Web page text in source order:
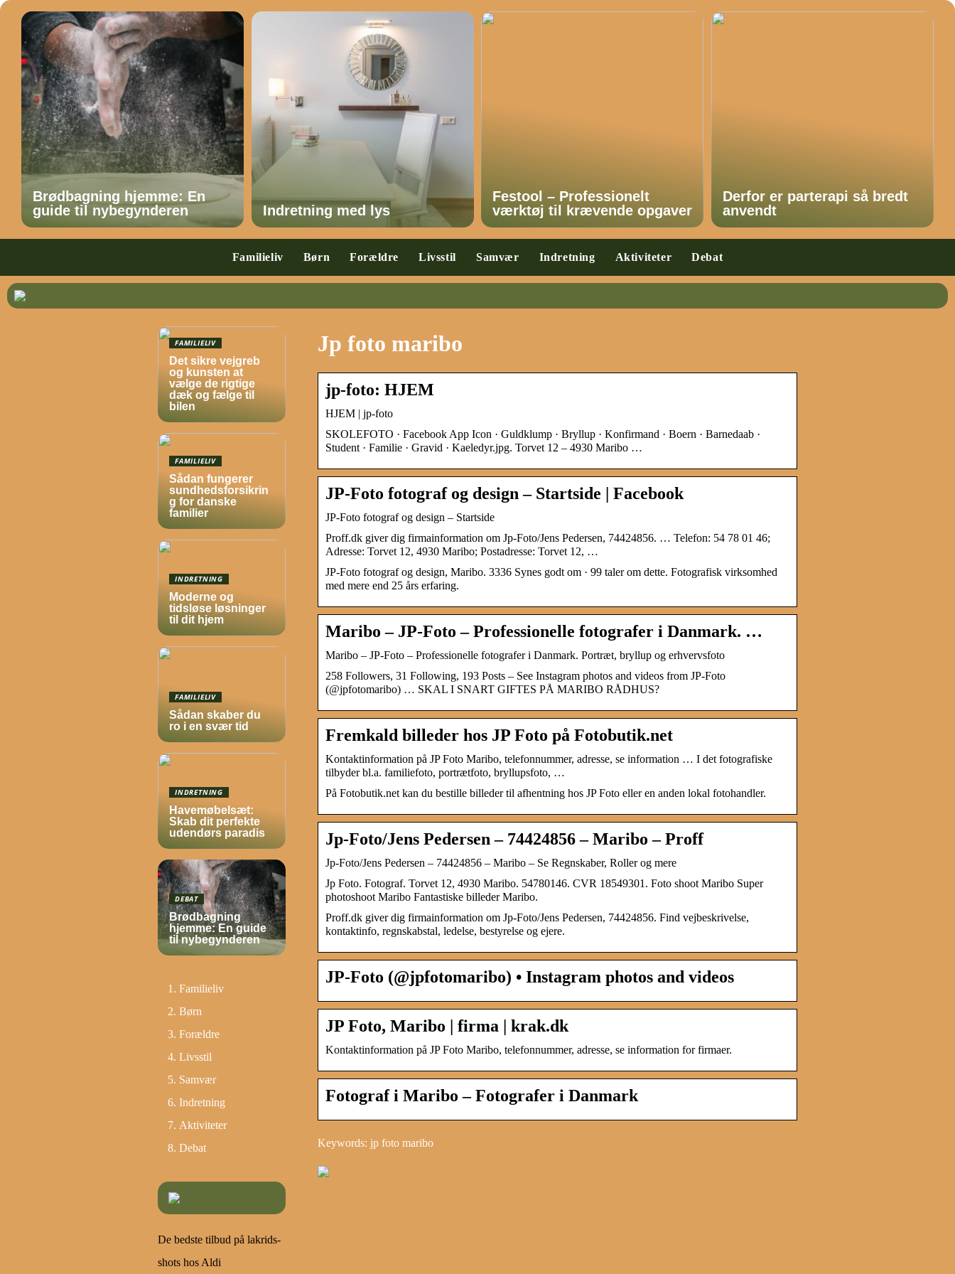
Brødbagning hjemme: En
guide til nybegynderen
Indretning med lys
Festool – Professionelt
værktøj til krævende opgaver
Derfor er parterapi så bredt
anvendt
Familieliv Børn Forældre Livsstil Samvær Indretning Aktiviteter Debat
Jp foto maribo
jp-foto: HJEM
HJEM | jp-foto
SKOLEFOTO · Facebook App Icon · Guldklump · Bryllup · Konfirmand · Boern · Barnedaab ·
Student · Familie · Gravid · Kaeledyr.jpg. Torvet 12 – 4930 Maribo …
JP-Foto fotograf og design – Startside | Facebook
JP-Foto fotograf og design – Startside
Proff.dk giver dig firmainformation om Jp-Foto/Jens Pedersen, 74424856. … Telefon: 54 78 01 46;
Adresse: Torvet 12, 4930 Maribo; Postadresse: Torvet 12, …
JP-Foto fotograf og design, Maribo. 3336 Synes godt om · 99 taler om dette. Fotografisk virksomhed
med mere end 25 års erfaring.
Maribo – JP-Foto – Professionelle fotografer i Danmark. …
Maribo – JP-Foto – Professionelle fotografer i Danmark. Portræt, bryllup og erhvervsfoto
258 Followers, 31 Following, 193 Posts – See Instagram photos and videos from JP-Foto
(@jpfotomaribo) … SKAL I SNART GIFTES PÅ MARIBO RÅDHUS?
Fremkald billeder hos JP Foto på Fotobutik.net
Kontaktinformation på JP Foto Maribo, telefonnummer, adresse, se information … I det fotografiske
tilbyder bl.a. familiefoto, portrætfoto, bryllupsfoto, …
På Fotobutik.net kan du bestille billeder til afhentning hos JP Foto eller en anden lokal fotohandler.
Jp-Foto/Jens Pedersen – 74424856 – Maribo – Proff
Jp-Foto/Jens Pedersen – 74424856 – Maribo – Se Regnskaber, Roller og mere
Jp Foto. Fotograf. Torvet 12, 4930 Maribo. 54780146. CVR 18549301. Foto shoot Maribo Super
photoshoot Maribo Fantastiske billeder Maribo.
Proff.dk giver dig firmainformation om Jp-Foto/Jens Pedersen, 74424856. Find vejbeskrivelse,
kontaktinfo, regnskabstal, ledelse, bestyrelse og ejere.
JP-Foto (@jpfotomaribo) • Instagram photos and videos
JP Foto, Maribo | firma | krak.dk
Kontaktinformation på JP Foto Maribo, telefonnummer, adresse, se information for firmaer.
Fotograf i Maribo – Fotografer i Danmark
Keywords: jp foto maribo
FAMILIELIV
Det sikre vejgreb
og kunsten at
vælge de rigtige
dæk og fælge til
bilen
FAMILIELIV
Sådan fungerer
sundhedsforsikrin
g for danske
familier
INDRETNING
Moderne og
tidsløse løsninger
til dit hjem
FAMILIELIV
Sådan skaber du
ro i en svær tid
INDRETNING
Havemøbelsæt:
Skab dit perfekte
udendørs paradis
DEBAT
Brødbagning
hjemme: En guide
til nybegynderen
Familieliv
Børn
Forældre
Livsstil
Samvær
Indretning
Aktiviteter
Debat
De bedste tilbud på lakrids-
shots hos Aldi